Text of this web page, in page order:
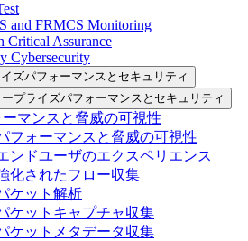
and FRMCS Monitoring
Critical Assurance
Cybersecurity
ズパフォーマンスとセキュリティ
プライズパフォーマンスとセキュリティ
マンスと脅威の可視性
フォーマンスと脅威の可視性
ンドユーザのエクスペリエンス
化されたフロー収集
ケット解析
ケットキャプチャ収集
ケットメタデータ収集